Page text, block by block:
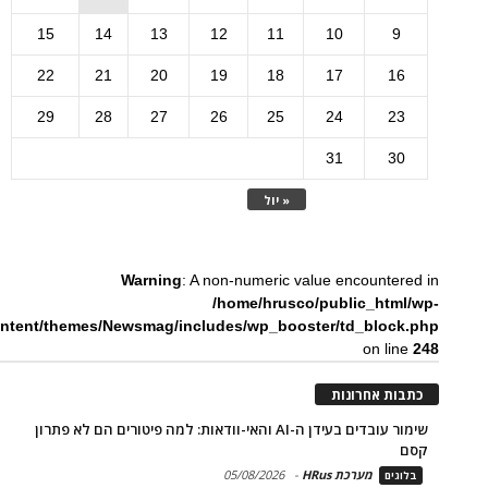
« יול
9
10
11
12
13
14
15
16
17
18
19
20
21
22
23
24
25
26
27
28
29
30
31
Warning: A non-numeric value encountered in
/home/hrusco/public_html/wp-
themes/Newsmag/includes/wp_booster/td_block.php
on line248
כתבות אחרונות
שימור עובדים בעידן ה-AI והאי-וודאות: למה פיטורים הם לא פתרון
קסם
בלוגים מערכת HRus -
05/08/2026